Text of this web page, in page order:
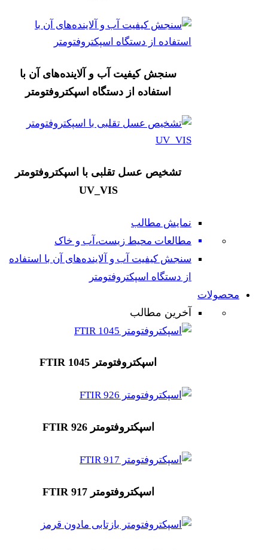
سنجش کیفیت آب و آلاینده‌های آن با
استفاده از دستگاه اسپکتروفتومتر
تشخیص عسل تقلبی با اسپکتروفتومتر
UV_VIS
نمایش مطالب
مطالعات محیط زیست،آب و خاک
سنجش کیفیت آب و آلاینده‌های آن با استفاده
از دستگاه اسپکتروفتومتر
محصولات
آخرین مطالب
اسپکتروفتومتر FTIR 1045
اسپکتروفتومتر FTIR 926
اسپکتروفتومتر FTIR 917